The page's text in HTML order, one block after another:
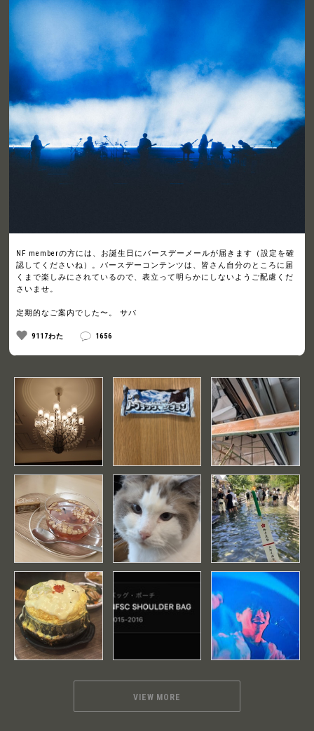
NF memberの方には、お誕生日にバースデーメールが届きます（設定を確
認してくださいね）。バースデーコンテンツは、皆さん自分のところに届
くまで楽しみにされているので、表立って明らかにしないようご配慮くだ
さいませ。
定期的なご案内でした〜。 サバ
9117わた 1656
VIEW MORE